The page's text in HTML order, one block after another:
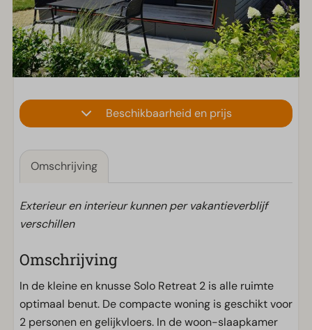
Beschikbaarheid en prijs
Omschrijving
Exterieur en interieur kunnen per vakantieverblijf
verschillen
Omschrijving
In de kleine en knusse Solo Retreat 2 is alle ruimte
optimaal benut. De compacte woning is geschikt voor
2 personen en gelijkvloers. In de woon-slaapkamer